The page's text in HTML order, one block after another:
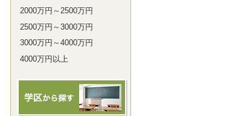
2000万円～2500万円
2500万円～3000万円
3000万円～4000万円
4000万円以上